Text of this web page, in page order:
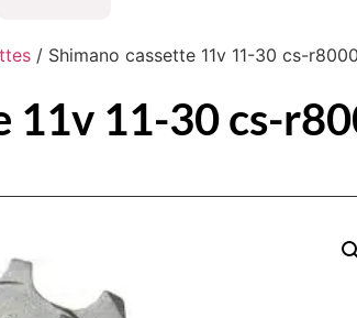
/ Shimano cassette 11v 11-30 cs-
11v 11-30 cs-